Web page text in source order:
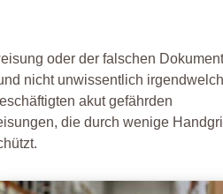
oder der falschen
nicht unwissentlich
akut gefährden
die durch wenige